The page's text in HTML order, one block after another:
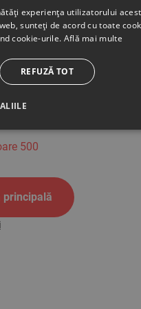
500
principală
experiența utilizatorului
sunteți de acord cu toate
cookie-urile. Află mai multe
REFUZĂ TOT